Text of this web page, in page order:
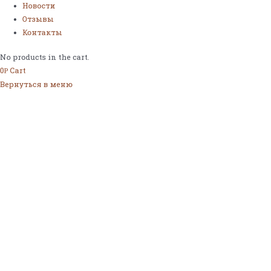
Новости
Отзывы
Контакты
No products in the cart.
0Р Cart
Вернуться в меню